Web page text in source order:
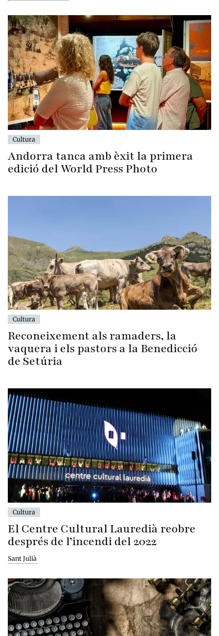
Cultura
Andorra tanca amb èxit la primera
edició del World Press Photo
Cultura
Reconeixement als ramaders, la
vaquera i els pastors a la Benedicció
de Setúria
Cultura
El Centre Cultural Lauredià reobre
després de l’incendi del 2022
Sant Julià